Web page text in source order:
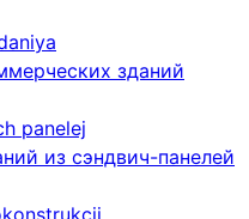
зданий
из сэндвич-панелей